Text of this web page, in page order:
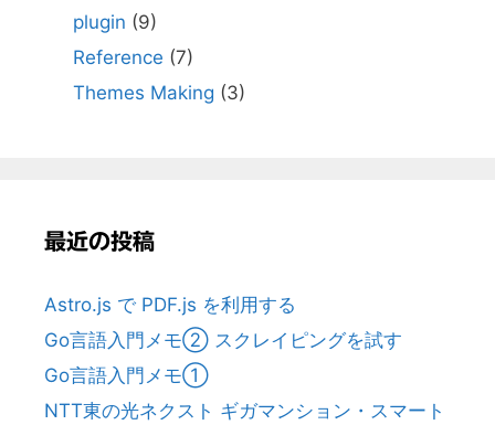
plugin (9)
Reference (7)
Themes Making (3)
最近の投稿
Astro.js で PDF.js を利用する
Go言語入門メモ② スクレイピングを試す
Go言語入門メモ①
NTT東の光ネクスト ギガマンション・スマート